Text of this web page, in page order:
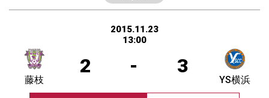
2015.11.23
13:00
2 - 3
藤枝 YS横浜